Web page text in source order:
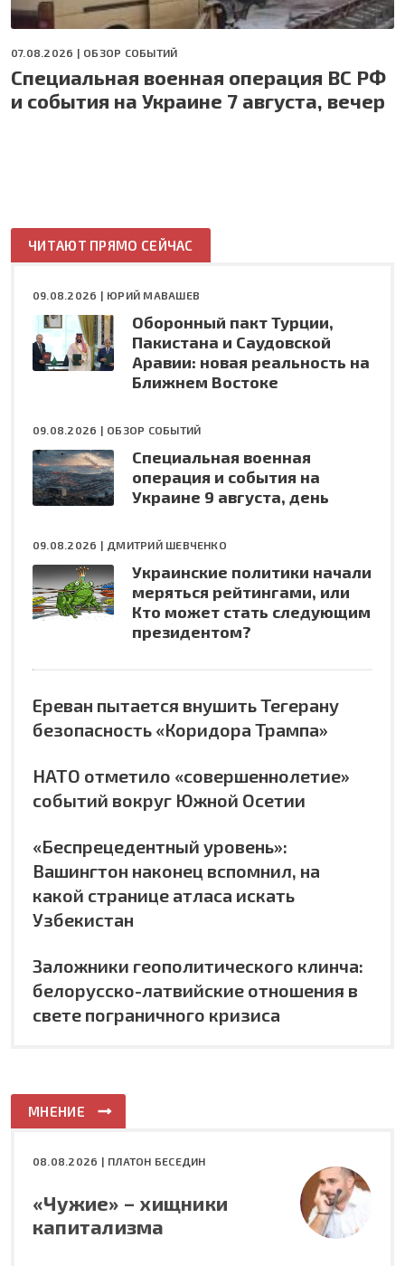
07.08.2026 | ОБЗОР СОБЫТИЙ
Специальная военная операция ВС РФ
и события на Украине 7 августа, вечер
ЧИТАЮТ ПРЯМО СЕЙЧАС
09.08.2026 | ЮРИЙ МАВАШЕВ
Оборонный пакт Турции,
Пакистана и Саудовской
Аравии: новая реальность на
Ближнем Востоке
09.08.2026 | ОБЗОР СОБЫТИЙ
Специальная военная
операция и события на
Украине 9 августа, день
09.08.2026 | ДМИТРИЙ ШЕВЧЕНКО
Украинские политики начали
меряться рейтингами, или
Кто может стать следующим
президентом?
Ереван пытается внушить Тегерану
безопасность «Коридора Трампа»
НАТО отметило «совершеннолетие»
событий вокруг Южной Осетии
«Беспрецедентный уровень»:
Вашингтон наконец вспомнил, на
какой странице атласа искать
Узбекистан
Заложники геополитического клинча:
белорусско-латвийские отношения в
свете пограничного кризиса
МНЕНИЕ
08.08.2026 | ПЛАТОН БЕСЕДИН
«Чужие» – хищники
капитализма